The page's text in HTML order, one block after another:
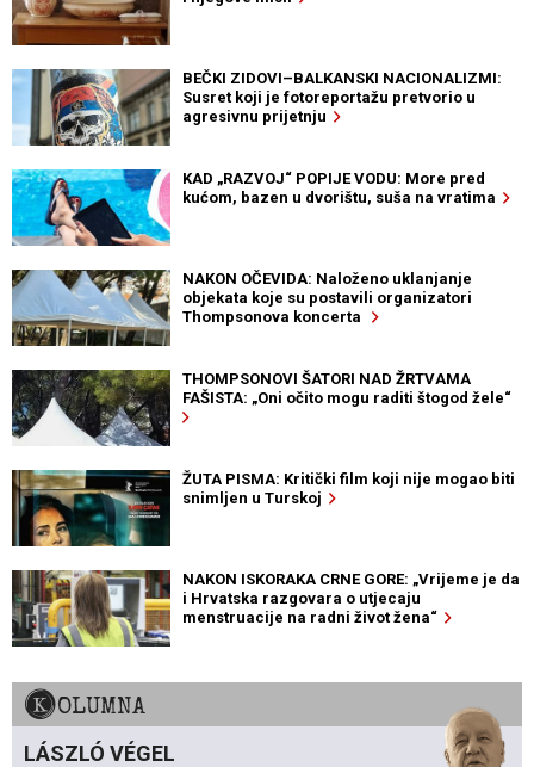
BEČKI ZIDOVI–BALKANSKI NACIONALIZMI:
Susret koji je fotoreportažu pretvorio u
agresivnu prijetnju
KAD „RAZVOJ“ POPIJE VODU: More pred
kućom, bazen u dvorištu, suša na vratima
NAKON OČEVIDA: Naloženo uklanjanje
objekata koje su postavili organizatori
Thompsonova koncerta
THOMPSONOVI ŠATORI NAD ŽRTVAMA
FAŠISTA: „Oni očito mogu raditi štogod žele“
ŽUTA PISMA: Kritički film koji nije mogao biti
snimljen u Turskoj
NAKON ISKORAKA CRNE GORE: „Vrijeme je da
i Hrvatska razgovara o utjecaju
menstruacije na radni život žena“
KOLUMNA
LÁSZLÓ VÉGEL